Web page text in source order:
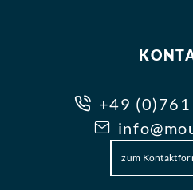
+49
zum